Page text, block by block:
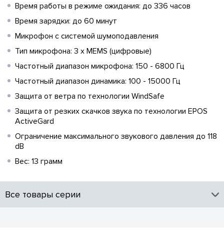
Время работы в режиме ожидания: до 336 часов
Время зарядки: до 60 минут
Микрофон с системой шумоподавления
Тип микрофона: 3 x MEMS (цифровые)
Частотный диапазон микрофона: 150 - 6800 Гц
Частотный диапазон динамика: 100 - 15000 Гц
Защита от ветра по технологии WindSafe
Защита от резких скачков звука по технологии EPOS
ActiveGard
Ограничение максимального звукового давления до 118
dB
Вес: 13 грамм
Все товары серии